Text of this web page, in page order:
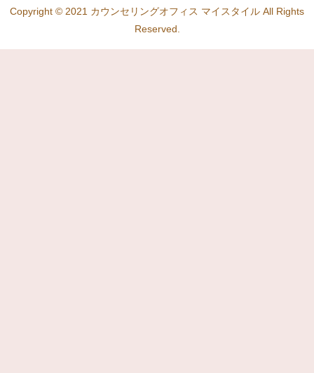
Copyright © 2021 カウンセリングオフィス マイスタイル All Rights
Reserved.